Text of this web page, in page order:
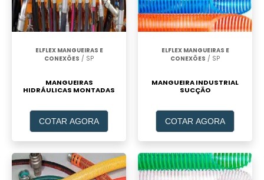
ELFLEX MANGUEIRAS E
CONEXÕES / SP
MANGUEIRAS
HIDRÁULICAS MONTADAS
COTAR AGORA
ELFLEX MANGUEIRAS E
CONEXÕES / SP
MANGUEIRA INDUSTRIAL
SUCÇÃO
COTAR AGORA